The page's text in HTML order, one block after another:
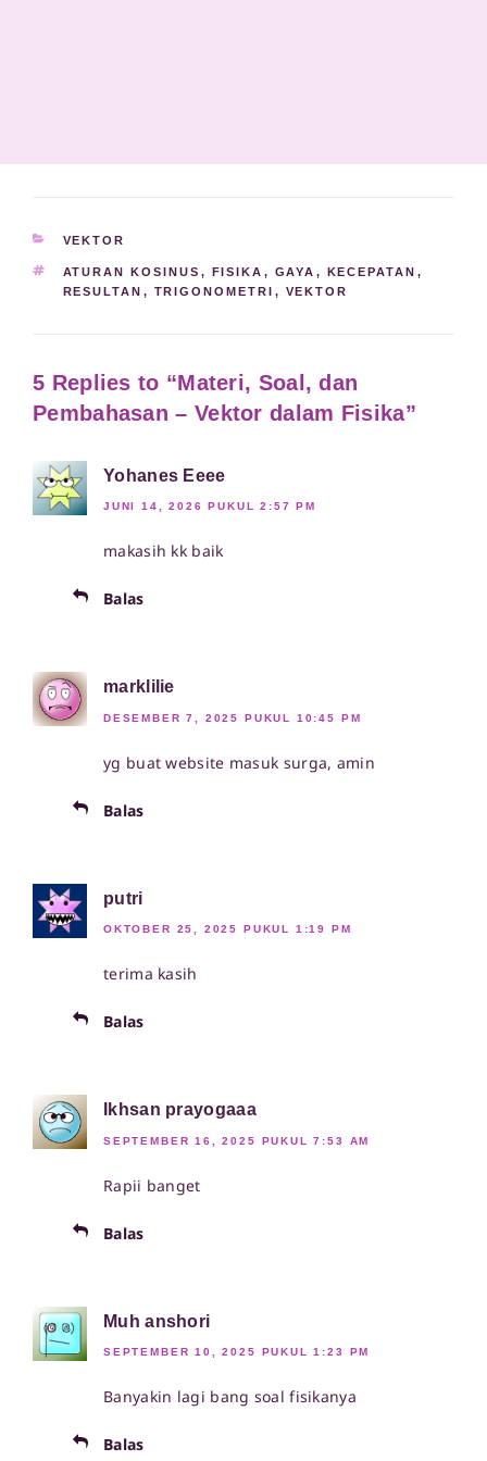
KATEGORI
VEKTOR
TAG
ATURAN KOSINUS , FISIKA , GAYA , KECEPATAN ,
RESULTAN , TRIGONOMETRI , VEKTOR
5 Replies to “Materi, Soal, dan
Pembahasan – Vektor dalam Fisika”
Yohanes Eeee
JUNI 14, 2026 PUKUL 2:57 PM
makasih kk baik
Balas
marklilie
DESEMBER 7, 2025 PUKUL 10:45 PM
yg buat website masuk surga, amin
Balas
putri
OKTOBER 25, 2025 PUKUL 1:19 PM
terima kasih
Balas
Ikhsan prayogaaa
SEPTEMBER 16, 2025 PUKUL 7:53 AM
Rapii banget
Balas
Muh anshori
SEPTEMBER 10, 2025 PUKUL 1:23 PM
Banyakin lagi bang soal fisikanya
Balas